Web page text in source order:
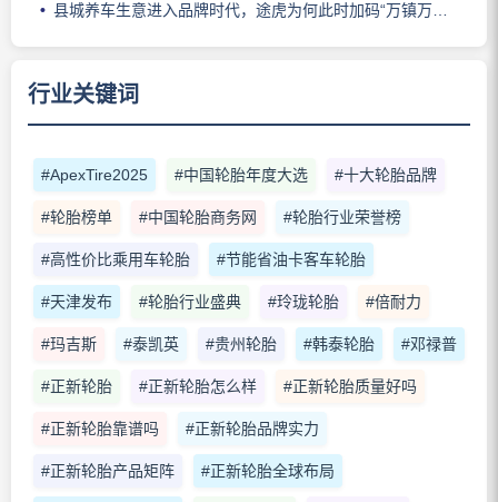
县城养车生意进入品牌时代，途虎为何此时加码“万镇万店”？
行业关键词
#ApexTire2025 #中国轮胎年度大选 #十大轮胎品牌
#轮胎榜单 #中国轮胎商务网 #轮胎行业荣誉榜
#高性价比乘用车轮胎 #节能省油卡客车轮胎
#天津发布 #轮胎行业盛典 #玲珑轮胎 #倍耐力
#玛吉斯 #泰凯英 #贵州轮胎 #韩泰轮胎 #邓禄普
#正新轮胎 #正新轮胎怎么样 #正新轮胎质量好吗
#正新轮胎靠谱吗 #正新轮胎品牌实力
#正新轮胎产品矩阵 #正新轮胎全球布局